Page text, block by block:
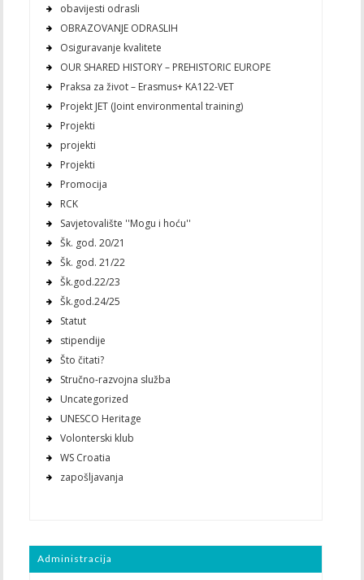
obavijesti odrasli
OBRAZOVANJE ODRASLIH
Osiguravanje kvalitete
OUR SHARED HISTORY – PREHISTORIC EUROPE
Praksa za život – Erasmus+ KA122-VET
Projekt JET (Joint environmental training)
Projekti
projekti
Projekti
Promocija
RCK
Savjetovalište ''Mogu i hoću''
Šk. god. 20/21
Šk. god. 21/22
Šk.god.22/23
Šk.god.24/25
Statut
stipendije
Što čitati?
Stručno-razvojna služba
Uncategorized
UNESCO Heritage
Volonterski klub
WS Croatia
zapošljavanja
Administracija